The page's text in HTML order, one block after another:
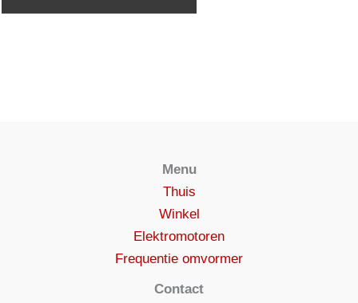
Menu
Thuis
Winkel
Elektromotoren
Frequentie omvormer
Contact